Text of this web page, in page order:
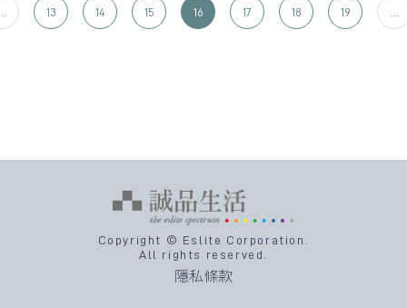
13 14 15 16 17 18 19
Copyright © Eslite Corporation.
All rights reserved.
隱私條款